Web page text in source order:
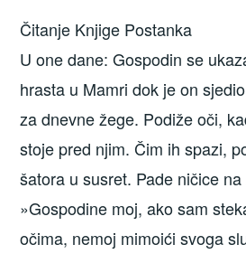
Čitanje Knjige Postanka
U one dane: Gospodin se
hrasta u Mamri dok je on
za dnevne žege. Podiže oči,
stoje pred njim. Čim ih spazi,
šatora u susret. Pade ničice
»Gospodine moj, ako sam
očima, nemoj mimoići svoga